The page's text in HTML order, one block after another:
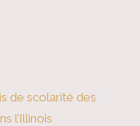
de scolarité des
l’Illinois